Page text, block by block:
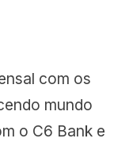
com os
mundo
o C6 Bank e